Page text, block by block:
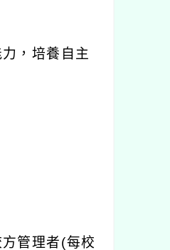
，培養自主
管理者(每校